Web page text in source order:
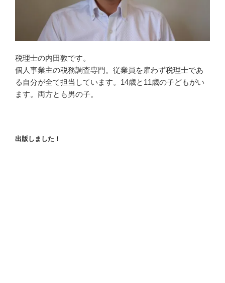
税理士の内田敦です。
個人事業主の税務調査専門。従業員を雇わず税理士であ
る自分が全て担当しています。14歳と11歳の子どもがい
ます。両方とも男の子。
出版しました！